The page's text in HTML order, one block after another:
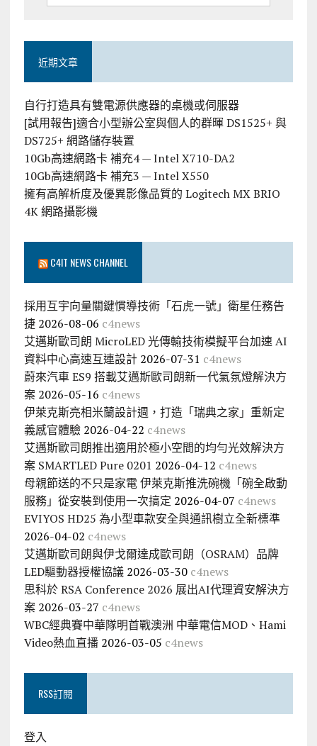
近期文章
自行打造具有雙電源供應器的桌機或伺服器
[試用報告]適合小型辦公室與個人的群暉 DS1525+ 與
DS725+ 網路儲存裝置
10Gb高速網路卡 補充4 — Intel X710-DA2
10Gb高速網路卡 補充3 — Intel X550
擁有高解析度及優異影像品質的 Logitech MX BRIO
4K 網路攝影機
C4IT NEWS CHANNEL
採用互宇向量關鍵慣導技術「石虎一號」衛星任務告
捷 2026-08-06 c4news
艾邁斯歐司朗 MicroLED 光傳輸技術模擬平台加速 AI
資料中心高速互連設計 2026-07-31 c4news
蔚來汽車 ES9 搭載艾邁斯歐司朗新一代氣氛燈解決方
案 2026-05-16 c4news
伊萊克斯亮相米蘭設計週，打造「瑞典之家」重新定
義感官體驗 2026-04-22 c4news
艾邁斯歐司朗推出適用於極小空間的均勻光效解決方
案 SMARTLED Pure 0201 2026-04-12 c4news
母親節送的不只是家電 伊萊克斯推洗碗機「碗全啟動
服務」從安裝到使用一次搞定 2026-04-07 c4news
EVIYOS HD25 為小型車款安全與通訊樹立全新標準
2026-04-02 c4news
艾邁斯歐司朗與伊戈爾達成歐司朗（OSRAM）品牌
LED驅動器授權協議 2026-03-30 c4news
思科於 RSA Conference 2026 展出AI代理資安解決方
案 2026-03-27 c4news
WBC經典賽中華隊明首戰澳洲 中華電信MOD、Hami
Video熱血直播 2026-03-05 c4news
RSS訂閱
登入